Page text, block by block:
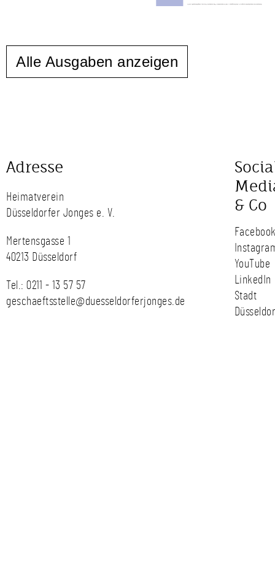
Alle Ausgaben anzeigen
Adresse
Heimatverein
Düsseldorfer Jonges e. V.
Mertensgasse 1
40213 Düsseldorf
Tel.: 0211 - 13 57 57
geschaeftsstelle@duesseldorferjonges.de
& Co
YouTube
LinkedIn
Stadt